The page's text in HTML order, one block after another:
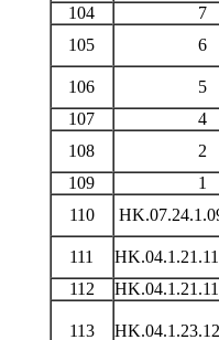
104
7
105
6
106 5
107
4
108
2
109
1
110
111
112
113